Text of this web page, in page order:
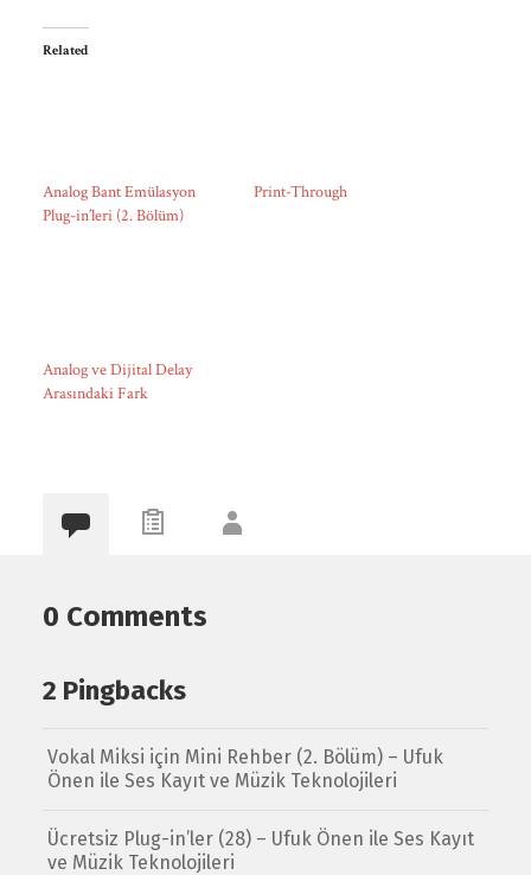
Related
Analog Bant Emülasyon
Plug-in’leri (2. Bölüm)
Print-Through
Analog ve Dijital Delay
Arasındaki Fark
0 Comments
2 Pingbacks
Vokal Miksi için Mini Rehber (2. Bölüm) – Ufuk
Önen ile Ses Kayıt ve Müzik Teknolojileri
Ücretsiz Plug-in’ler (28) – Ufuk Önen ile Ses Kayıt
ve Müzik Teknolojileri